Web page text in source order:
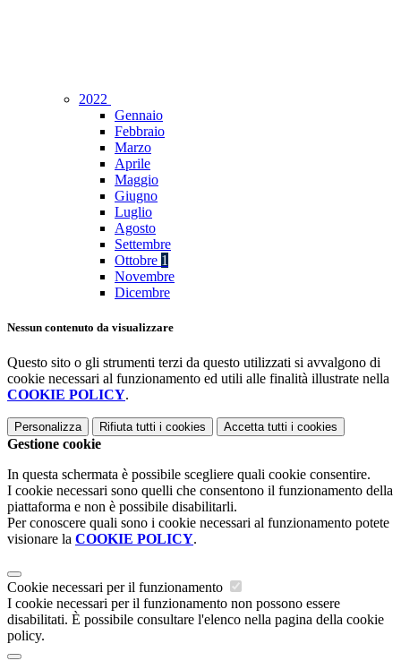
2022
Gennaio
Febbraio
Marzo
Aprile
Maggio
Giugno
Luglio
Agosto
Settembre
Ottobre 1
Novembre
Dicembre
Nessun contenuto da visualizzare
Questo sito o gli strumenti terzi da questo utilizzati si avvalgono di
cookie necessari al funzionamento ed utili alle finalità illustrate nella
COOKIE POLICY.
Personalizza Rifiuta tutti i cookies Accetta tutti i cookies
Gestione cookie
In questa schermata è possibile scegliere quali cookie consentire.
I cookie necessari sono quelli che consentono il funzionamento della
piattaforma e non è possibile disabilitarli.
Per conoscere quali sono i cookie necessari al funzionamento potete
visionare la COOKIE POLICY.
Cookie necessari per il funzionamento
I cookie necessari per il funzionamento non possono essere
disabilitati. È possibile consultare l'elenco nella pagina della cookie
policy.